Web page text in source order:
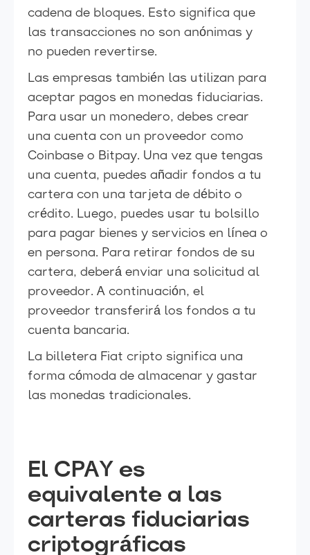
cadena de bloques. Esto significa que
las transacciones no son anónimas y
no pueden revertirse.
Las empresas también las utilizan para
aceptar pagos en monedas fiduciarias.
Para usar un monedero, debes crear
una cuenta con un proveedor como
Coinbase o Bitpay. Una vez que tengas
una cuenta, puedes añadir fondos a tu
cartera con una tarjeta de débito o
crédito. Luego, puedes usar tu bolsillo
para pagar bienes y servicios en línea o
en persona. Para retirar fondos de su
cartera, deberá enviar una solicitud al
proveedor. A continuación, el
proveedor transferirá los fondos a tu
cuenta bancaria.
La billetera Fiat cripto significa una
forma cómoda de almacenar y gastar
las monedas tradicionales.
El CPAY es
equivalente a las
carteras fiduciarias
criptográficas